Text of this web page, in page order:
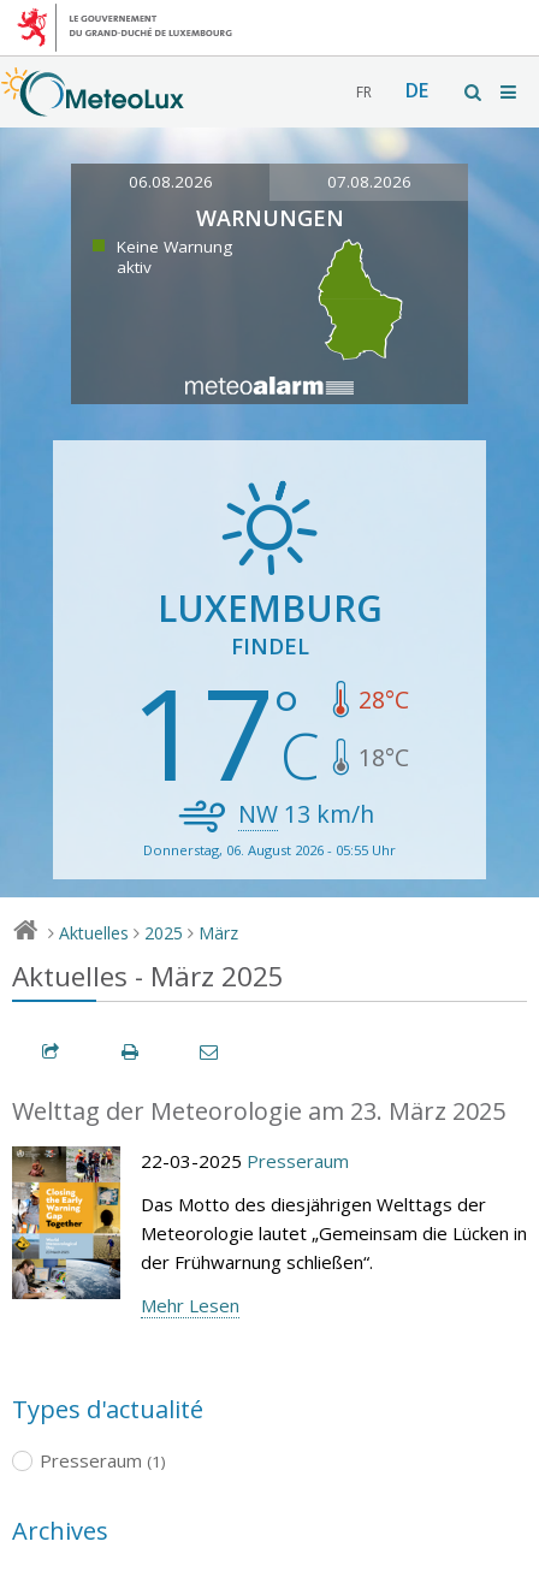
FR DE
06.08.2026 07.08.2026
WARNUNGEN
Keine Warnung
aktiv
LUXEMBURG
FINDEL
17 28°C
18°C
NW13 km/h
Donnerstag, 06. August 2026 - 05:55 Uhr
> Aktuelles > 2025 > März
Aktuelles - März 2025
Welttag der Meteorologie am 23. März 2025
22-03-2025 Presseraum
Das Motto des diesjährigen Welttags der
Meteorologie lautet „Gemeinsam die Lücken in
der Frühwarnung schließen“.
Mehr Lesen
Types d'actualité
Presseraum (1)
Archives